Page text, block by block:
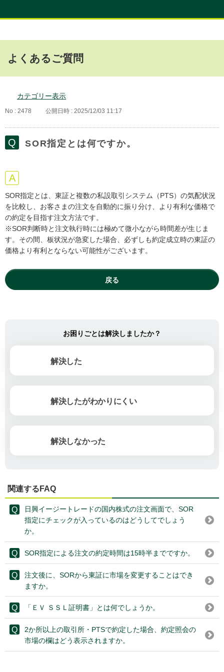
よくあるご質問
カテゴリー表示
No : 2478 公開日時 : 2025/12/03 11:17
SOR指定とは何ですか。
SOR指定とは、東証と複数の私設取引システム（PTS）の気配状況
を比較し、お客さまの注文を自動的に振り分け、より有利な価格で
の約定を目指す注文方法です。
※SOR判断時と注文執行時には極めて微小ながら時間差が生じま
す。その間、板状況が急変した場合、必ずしも約定成立時の東証の
価格より有利とならない可能性がございます。
戻る
お困りごとは解決しましたか？
解決した
解決したがわかりにくい
解決しなかった
関連するFAQ
日興イージートレードの国内株式の注文画面で、SOR
指定にチェックが入っているのはどうしてでしょう
か。
SOR指定による注文の約定時間は15時半までですか。
注文後に、SORから東証に市場を変更することはでき
ますか。
「ＥＶ ＳＳＬ証明書」とは何でしょうか。
2か所以上の取引所・PTSで約定した場合、約定照会の
市場の欄はどう表示されますか。